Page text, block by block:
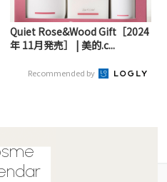
Quiet Rose&Wood Gift［2024
年 11月発売］ | 美的.c...
Recommended by